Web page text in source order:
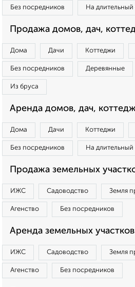
Без посредников На длительный
Продажа домов, дач,
Дома Дачи Коттеджи
Без посредников Деревянные
Из бруса
Аренда домов, дач,
Дома Дачи Коттеджи
Без посредников На длительный
Продажа земельных
ИЖС Садоводство Земля
Агенство Без посредников
Аренда земельных
ИЖС Садоводство Земля
Агенство Без посредников